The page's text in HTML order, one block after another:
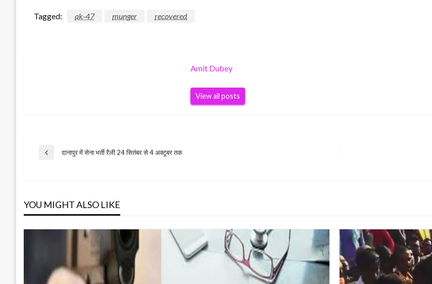
Tagged: ak-47 munger recovered
Amit Dubey
View all posts
Post
Previous
दानापुर में सेना भर्ती रैली 24 सितंबर से 4 अक्टूबर तक
YOU MIGHT ALSO LIKE